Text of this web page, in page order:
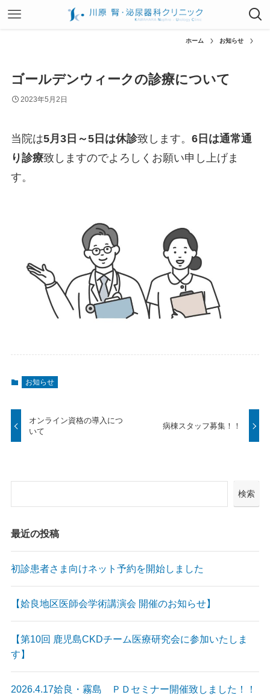
ホーム お知らせ
ゴールデンウィークの診療について
2023年5月2日
当院は5月3日～5日は休診致します。 6日は通常通
り診療致しますのでよろしくお願い申し上げま
す。
お知らせ
オンライン資格の導入につ
いて
病棟スタッフ募集！！
検索
最近の投稿
初診患者さま向けネット予約を開始しました
【姶良地区医師会学術講演会 開催のお知らせ】
【第10回 鹿児島CKDチーム医療研究会に参加いたしま
す】
2026.4.17姶良・霧島 ＰＤセミナー開催致しました！！